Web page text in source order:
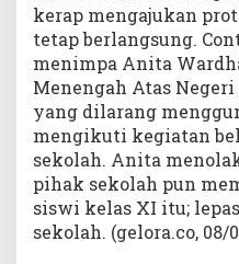
kerap mengajukan
tetap berlangsung.
menimpa Anita
Menengah Atas Negeri
yang dilarang
mengikuti kegiatan
sekolah. Anita
pihak sekolah pun
siswi kelas XI itu;
sekolah. (gelora.co, 08/